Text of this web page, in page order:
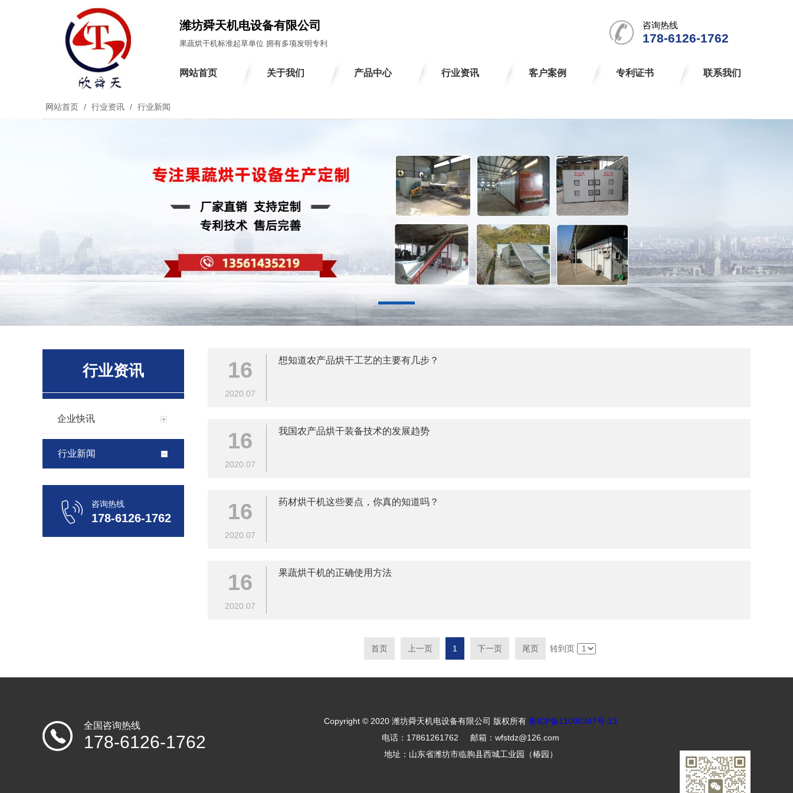
潍坊舜天机电设备有限公司
果蔬烘干机标准起草单位 拥有多项发明专利
咨询热线
178-6126-1762
网站首页 关于我们 产品中心 行业资讯 客户案例 专利证书 联系我们
网站首页 / 行业资讯 / 行业新闻
行业资讯
企业快讯
行业新闻
咨询热线
178-6126-1762
16
2020.07
想知道农产品烘干工艺的主要有几步？
16
2020.07
我国农产品烘干装备技术的发展趋势
16
2020.07
药材烘干机这些要点，你真的知道吗？
16
2020.07
果蔬烘干机的正确使用方法
首页 上一页 1 下一页 尾页 转到页
全国咨询热线
178-6126-1762
Copyright © 2020 潍坊舜天机电设备有限公司 版权所有 鲁ICP备11005347号-13
电话：17861261762 邮箱：wfstdz@126.com
地址：山东省潍坊市临朐县西城工业园（椿园）